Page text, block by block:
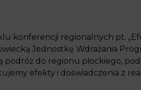
konferencji regionalnych pt.
Jednostkę Wdrażania
podróż do regionu płockiego,
efekty i doświadczenia z